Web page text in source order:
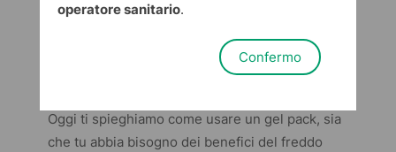
proprio al caso tuo.
Nuova settimana, nuovo appuntamento con le
Oggi ti spieghiamo come usare un gel pack, sia
che tu abbia bisogno dei benefici del freddo
operatore sanitario.
Confermo